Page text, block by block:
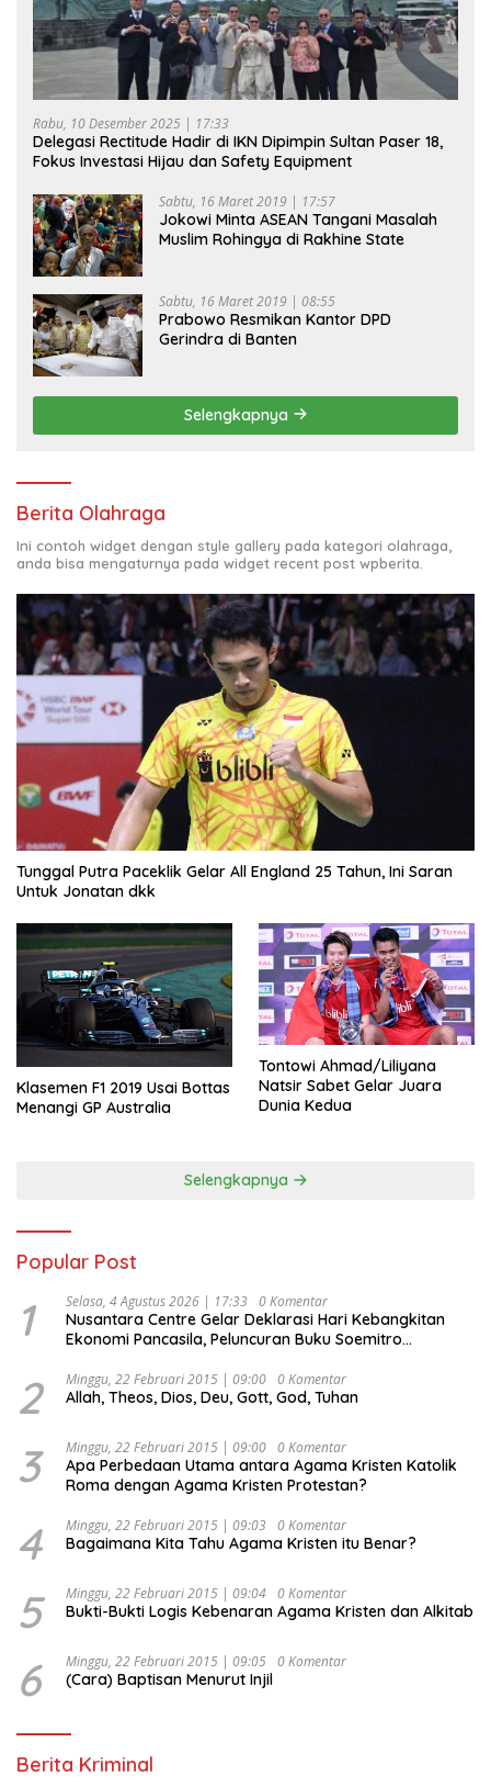
Rabu, 10 Desember 2025 | 17:33
Delegasi Rectitude Hadir di IKN Dipimpin Sultan Paser 18,
Fokus Investasi Hijau dan Safety Equipment
Sabtu, 16 Maret 2019 | 17:57
Jokowi Minta ASEAN Tangani Masalah
Muslim Rohingya di Rakhine State
Sabtu, 16 Maret 2019 | 08:55
Prabowo Resmikan Kantor DPD
Gerindra di Banten
Selengkapnya
Berita Olahraga
Ini contoh widget dengan style gallery pada kategori olahraga,
anda bisa mengaturnya pada widget recent post wpberita.
Tunggal Putra Paceklik Gelar All England 25 Tahun, Ini Saran
Untuk Jonatan dkk
Klasemen F1 2019 Usai Bottas
Menangi GP Australia
Tontowi Ahmad/Liliyana
Natsir Sabet Gelar Juara
Dunia Kedua
Selengkapnya
Popular Post
1 Selasa, 4 Agustus 2026 | 17:33 0 Komentar
Nusantara Centre Gelar Deklarasi Hari Kebangkitan
Ekonomi Pancasila, Peluncuran Buku Soemitro
Ekonomi Politik Indonesia) & Simposium Nasional
“Urgensi Undang-Undang Perekonomian Nasional dan
Indonesia Emas 2045”,
2 Minggu, 22 Februari 2015 | 09:00 0 Komentar
Allah, Theos, Dios, Deu, Gott, God, Tuhan
3 Minggu, 22 Februari 2015 | 09:00 0 Komentar
Apa Perbedaan Utama antara Agama Kristen Katolik
Roma dengan Agama Kristen Protestan?
4 Minggu, 22 Februari 2015 | 09:03 0 Komentar
Bagaimana Kita Tahu Agama Kristen itu Benar?
5 Minggu, 22 Februari 2015 | 09:04 0 Komentar
Bukti-Bukti Logis Kebenaran Agama Kristen dan Alkitab
6 Minggu, 22 Februari 2015 | 09:05 0 Komentar
(Cara) Baptisan Menurut Injil
Berita Kriminal